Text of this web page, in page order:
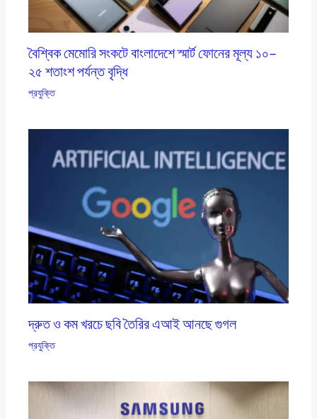
বৈশ্বিক মেমোরি সংকটে বাংলাদেশে স্মার্ট ফোনের মূল্য ১০–
২৫ শতাংশ পর্যন্ত বৃদ্ধি
প্রযুক্তি
দ্রুত ও কম খরচে ছবি তৈরির এআই আনছে গুগল
প্রযুক্তি